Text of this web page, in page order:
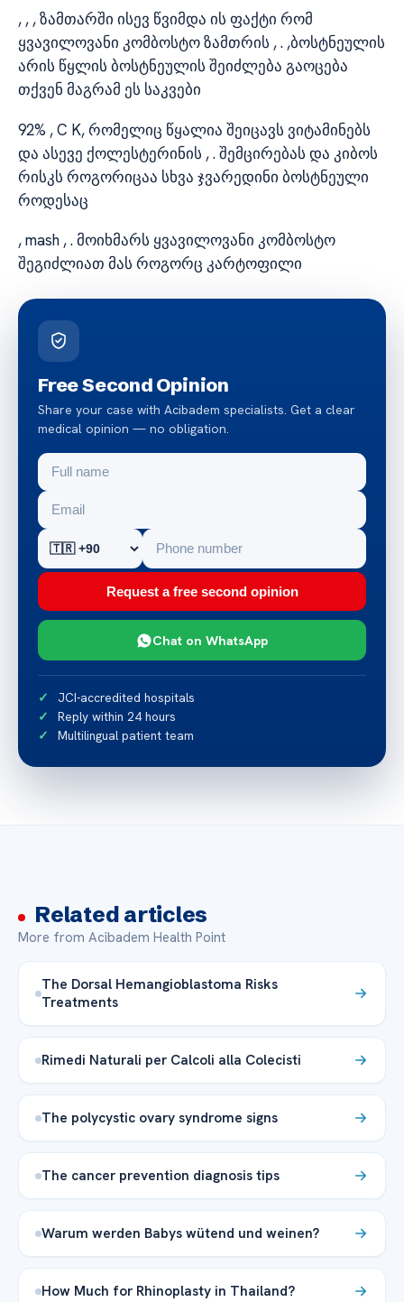
, , , ზამთარში ისევ წვიმდა ის ფაქტი რომ
ყვავილოვანი კომბოსტო ზამთრის , . ,ბოსტნეულის
არის წყლის ბოსტნეულის შეიძლება გაოცება
თქვენ მაგრამ ეს საკვები
92% , C K, რომელიც წყალია შეიცავს ვიტამინებს
და ასევე ქოლესტერინის , . შემცირებას და კიბოს
რისკს როგორიცაა სხვა ჯვარედინი ბოსტნეული
როდესაც
, mash , . მოიხმარს ყვავილოვანი კომბოსტო
შეგიძლიათ მას როგორც კარტოფილი
Free Second Opinion
Share your case with Acibadem specialists. Get a clear
medical opinion — no obligation.
Request a free second opinion
Chat on WhatsApp
JCI-accredited hospitals
Reply within 24 hours
Multilingual patient team
Related articles
More from Acibadem Health Point
The Dorsal Hemangioblastoma Risks
Treatments
Rimedi Naturali per Calcoli alla Colecisti
The polycystic ovary syndrome signs
The cancer prevention diagnosis tips
Warum werden Babys wütend und weinen?
How Much for Rhinoplasty in Thailand?